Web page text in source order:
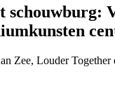
schouwburg:
Zee, Louder Together